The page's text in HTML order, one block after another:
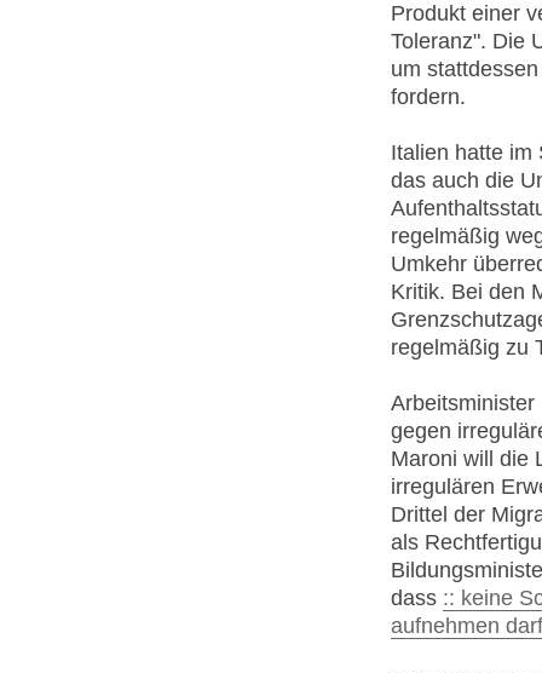
Produkt einer
Toleranz". Die
um
fordern.
Italien hatte
das auch die
regelmäßig
Umkehr
Kritik. Bei den
regelmäßig zu
Arbeitsminister
gegen
Maroni will die
irregulären
Drittel der
als
dass :: keine
aufnehmen darf